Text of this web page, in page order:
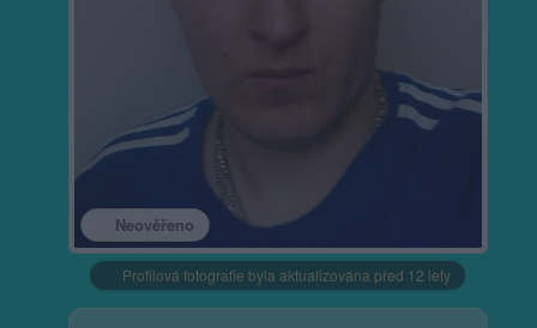
Neověřeno
Profilová fotografie byla aktualizována před 12 lety